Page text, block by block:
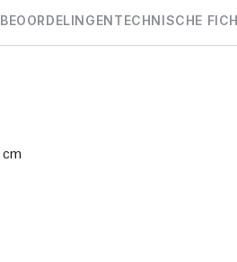
BEOORDELINGENTECHNISCHE
cm